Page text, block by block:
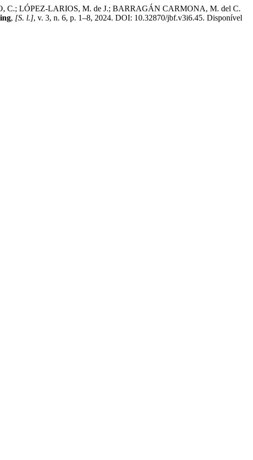
LÓPEZ-LARIOS, M. de J.; BARRAGÁN CARMONA, M. del C.
, [S. l.], v. 3, n. 6, p. 1–8, 2024. DOI: 10.32870/jbf.v3i6.45. Disponível